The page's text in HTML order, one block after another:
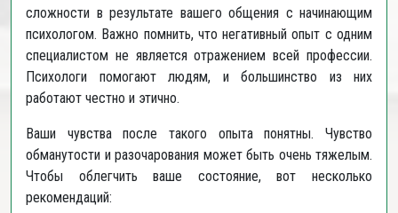
сложности в результате вашего общения с начинающим
психологом. Важно помнить, что негативный опыт с одним
специалистом не является отражением всей профессии.
Психологи помогают людям, и большинство из них
работают честно и этично.
Ваши чувства после такого опыта понятны. Чувство
обманутости и разочарования может быть очень тяжелым.
Чтобы облегчить ваше состояние, вот несколько
рекомендаций: